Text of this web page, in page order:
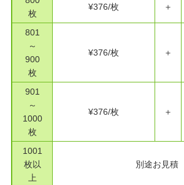
枚
¥376/枚 ＋
801
～
900
枚
¥376/枚 ＋
901
～
1000
枚
¥376/枚 ＋
1001
枚以
上
別途お見積